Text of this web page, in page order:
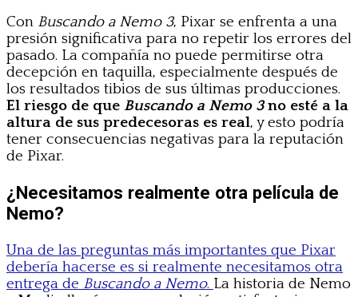
Con Buscando a Nemo 3, Pixar se enfrenta a una
presión significativa para no repetir los errores del
pasado. La compañía no puede permitirse otra
decepción en taquilla, especialmente después de
los resultados tibios de sus últimas producciones.
El riesgo de que Buscando a Nemo 3no esté a la
altura de sus predecesoras es real, y esto podría
tener consecuencias negativas para la reputación
de Pixar.
¿Necesitamos realmente otra película de
Nemo?
Una de las preguntas más importantes que Pixar
debería hacerse es si realmente necesitamos otra
entrega de Buscando a Nemo. La historia de Nemo